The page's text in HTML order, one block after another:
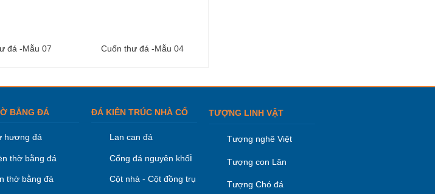
đá -Mẫu 07 Cuốn thư đá -Mẫu 04
BẰNG ĐÁ
hương đá
thờ bằng đá
thờ bằng đá
ĐÁ KIÊN TRÚC NHÀ CỔ
Lan can đá
Cổng đá nguyên khối
Cột nhà - Cột đồng trụ
TƯỢNG LINH VẬT
Tượng nghê Việt
Tượng con Lân
Tượng Chó đá